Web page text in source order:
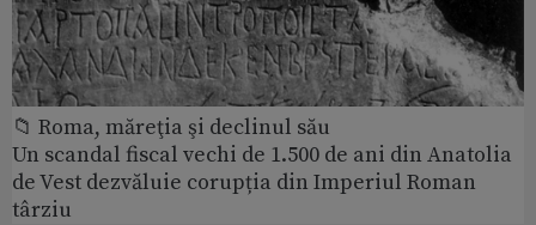
📁 Roma, măreţia şi declinul său
Un scandal fiscal vechi de 1.500 de ani din Anatolia
de Vest dezvăluie corupția din Imperiul Roman
târziu